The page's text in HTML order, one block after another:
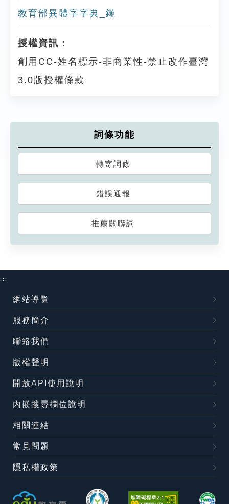
教育部異體字字典_䥵
授權資訊：
創用CC-姓名標示-非商業性-禁止改作臺灣
3.0版授權條款
詞條功能
轉寄詞條
錯誤通報
推薦關聯詞
:::
網站導覽
服務簡介
聯絡我們
版權聲明
開放API使用說明
內嵌搜尋欄位說明
相關連結
常見問題
隱私權政策